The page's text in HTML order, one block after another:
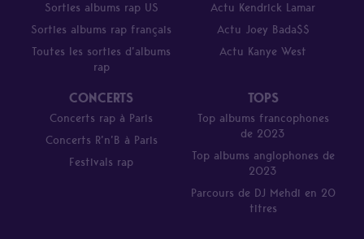
Sorties albums rap US
Sorties albums rap français
Toutes les sorties d’albums
rap
Actu Kendrick Lamar
Actu Joey Bada$$
Actu Kanye West
CONCERTS
Concerts rap à Paris
Concerts R’n’B à Paris
Festivals rap
TOPS
Top albums francophones
de 2023
Top albums anglophones de
2023
Parcours de DJ Mehdi en 20
titres